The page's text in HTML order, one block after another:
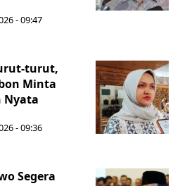
- 09:47
turut,
Minta
Nyata
- 09:36
Segera